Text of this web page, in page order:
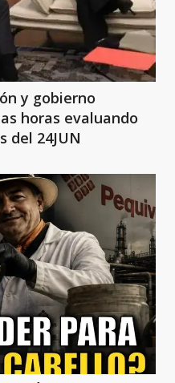
y gobierno
horas evaluando
del 24JUN